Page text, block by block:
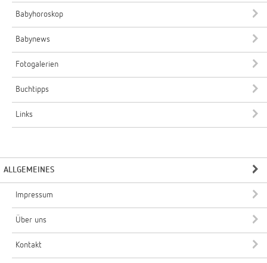
Babyhoroskop
Babynews
Fotogalerien
Buchtipps
Links
ALLGEMEINES
Impressum
Über uns
Kontakt